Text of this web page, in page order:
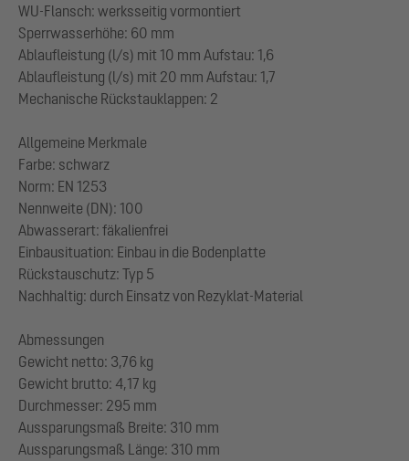
WU-Flansch: werksseitig vormontiert
Sperrwasserhöhe: 60 mm
Ablaufleistung (l/s) mit 10 mm Aufstau: 1,6
Ablaufleistung (l/s) mit 20 mm Aufstau: 1,7
Mechanische Rückstauklappen: 2
Allgemeine Merkmale
Farbe: schwarz
Norm: EN 1253
Nennweite (DN): 100
Abwasserart: fäkalienfrei
Einbausituation: Einbau in die Bodenplatte
Rückstauschutz: Typ 5
Nachhaltig: durch Einsatz von Rezyklat-Material
Abmessungen
Gewicht netto: 3,76 kg
Gewicht brutto: 4,17 kg
Durchmesser: 295 mm
Aussparungsmaß Breite: 310 mm
Aussparungsmaß Länge: 310 mm